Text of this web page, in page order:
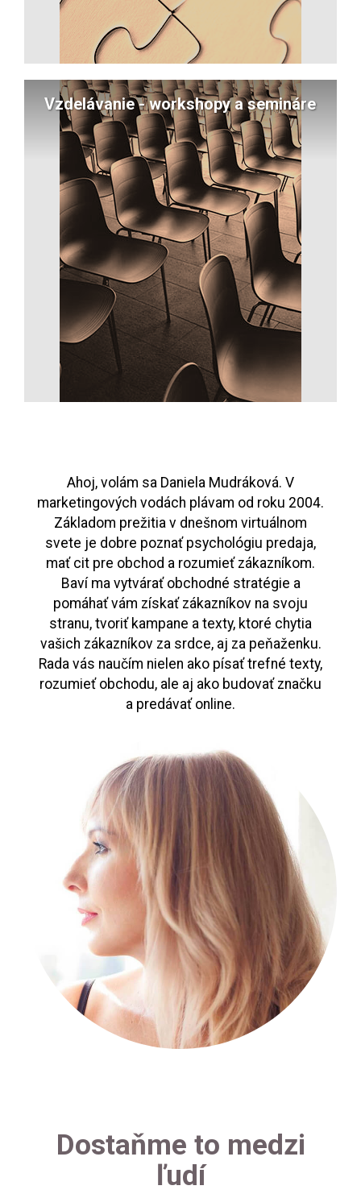
Vzdelávanie - workshopy a semináre
Ahoj, volám sa Daniela Mudráková. V
marketingových vodách plávam od roku 2004.
Základom prežitia v dnešnom virtuálnom
svete je dobre poznať psychológiu predaja,
mať cit pre obchod a rozumieť zákazníkom.
Baví ma vytvárať obchodné stratégie a
pomáhať vám získať zákazníkov na svoju
stranu, tvoriť kampane a texty, ktoré chytia
vašich zákazníkov za srdce, aj za peňaženku.
Rada vás naučím nielen ako písať trefné texty,
rozumieť obchodu, ale aj ako budovať značku
a predávať online.
Dostaňme to medzi
ľudí